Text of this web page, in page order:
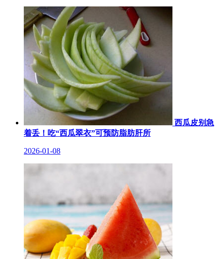
西瓜皮别急
着丢！吃“西瓜翠衣”可预防脂肪肝所
2026-01-08